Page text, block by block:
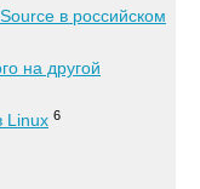
в российском
на другой
Linux 6